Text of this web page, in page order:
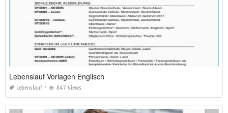
Lebenslauf Vorlagen Englisch
Lebenslauf 847 Views